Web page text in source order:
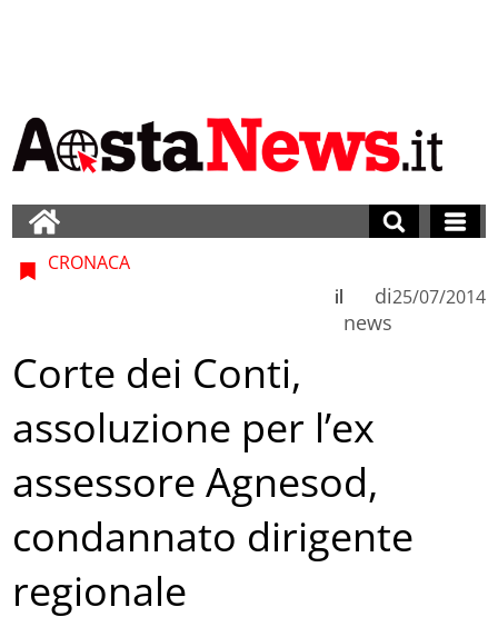
CRONACA
di
news
il 25/07/2014
Corte dei Conti,
assoluzione per l’ex
assessore Agnesod,
condannato dirigente
regionale